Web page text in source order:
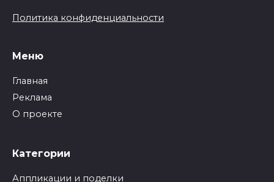
Политика конфиденциальности
Меню
Главная
Реклама
О проекте
Категории
Аппликации и поделки